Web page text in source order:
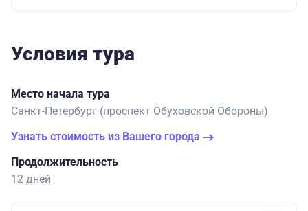
Условия тура
Место начала тура
Санкт-Петербург (проспект Обуховской Обороны)
Узнать стоимость из Вашего города
Продолжительность
12 дней